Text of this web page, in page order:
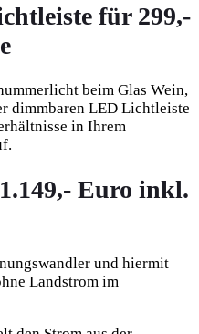
für 299,-
beim Glas Wein,
dimmbaren LED Lichtleiste
in Ihrem
Euro inkl.
und hiermit
Landstrom im